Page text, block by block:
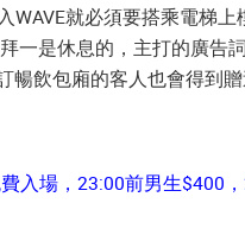
就必須要搭乘電梯
是休息的，主打的廣告
飲包廂的客人也會得到
入場，23:00前男生$400